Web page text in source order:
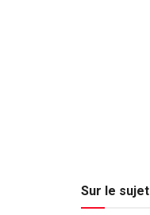
Sur le sujet